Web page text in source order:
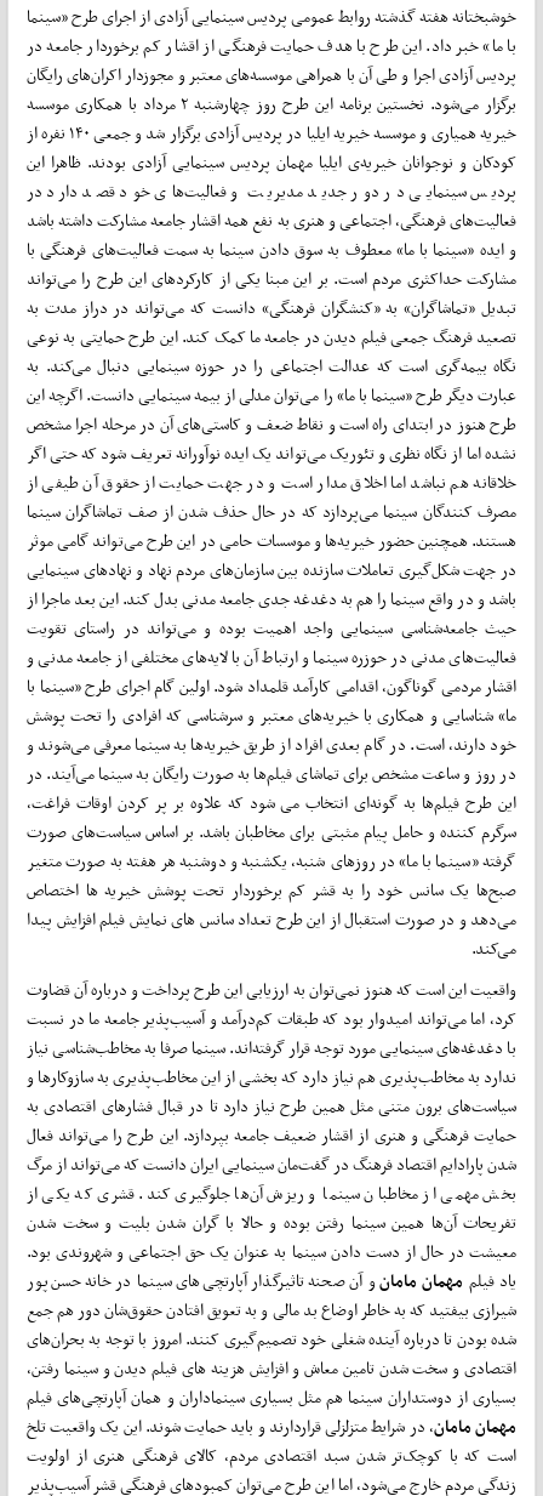
خوشبختانه هفته گذشته روابط عمومی پردیس سینمایی آزادی از اجرای طرح «سینما
با ما» خبر داد. این طرح با هدف حمایت فرهنگی از اقشار کم برخوردار جامعه در
پردیس آزادی اجرا و طی آن با همراهی موسسه‌های معتبر و مجوزدار اکران‌های رایگان
برگزار می‌شود. نخستین برنامه این طرح روز چهارشنبه ۲ مرداد با همکاری موسسه
خیریه همیاری و موسسه خیریه ایلیا در پردیس آزادی برگزار شد و جمعی ۱۴۰ نفره از
کودکان و نوجوانان خیریه‌ی ایلیا مهمان پردیس سینمایی آزادی بودند. ظاهرا این
پردیس سینمایی در دور جدید مدیریت و فعالیت‌های خود قصد دارد در
فعالیت‌های فرهنگی، اجتماعی و هنری به نفع همه اقشار جامعه مشارکت داشته باشد
و ایده «سینما با ما» معطوف به سوق دادن سینما به سمت فعالیت‌های فرهنگی با
مشارکت حداکثری مردم است. بر این مبنا یکی از کارکردهای این طرح را می‌تواند
تبدیل «تماشاگران» به «کنشگران فرهنگی» دانست که می‌تواند در دراز مدت به
تصعید فرهنگ جمعی فیلم دیدن در جامعه ما کمک کند. این طرح حمایتی به نوعی
نگاه بیمه‌گری است که عدالت اجتماعی را در حوزه سینمایی دنبال می‌کند. به
عبارت دیگر طرح «سینما با ما» را می‌توان مدلی از بیمه سینمایی دانست. اگرچه این
طرح هنوز در ابتدای راه است و نقاط ضعف و کاستی‌های آن در مرحله اجرا مشخص
نشده اما از نگاه نظری و تئوریک می‌تواند یک ایده نوآورانه تعریف شود که حتی اگر
خلاقانه هم نباشد اما اخلاق مدار است و در جهت حمایت از حقوق آن طیفی از
مصرف کنندگان سینما می‌پردازد که در حال حذف شدن از صف تماشاگران سینما
هستند. همچنین حضور خیریه‌ها و موسسات حامی در این طرح می‌تواند گامی موثر
در جهت شکل‌گیری تعاملات سازنده بین سازمان‌های مردم نهاد و نهادهای سینمایی
باشد و در واقع سینما را هم به دغدغه جدی جامعه مدنی بدل کند. این بعد ماجرا از
حیث جامعه‌شناسی سینمایی واجد اهمیت بوده و می‌تواند در راستای تقویت
فعالیت‌های مدنی در حوزره سینما و ارتباط آن با لایه‌های مختلفی از جامعه مدنی و
اقشار مردمی گوناگون، اقدامی کارآمد قلمداد شود. اولین گام اجرای طرح «سینما با
ما» شناسایی و همکاری با خیریه‌های معتبر و سرشناسی که افرادی را تحت پوشش
خود دارند، است. در گام بعدی افراد از طریق خیریه‌ها به سینما معرفی می‌شوند و
در روز و ساعت مشخص برای تماشای فیلم‌ها به صورت رایگان به سینما می‌آیند. در
این طرح فیلم‌ها به گونه‌ای انتخاب می شود که علاوه بر پر کردن اوقات فراغت،
سرگرم کننده و حامل پیام مثبتی برای مخاطبان باشد. بر اساس سیاست‌های صورت
گرفته «سینما با ما» در روزهای شنبه، یکشنبه و دوشنبه هر هفته به صورت متغیر
صبح‌ها یک سانس خود را به قشر کم برخوردار تحت پوشش خیریه ها اختصاص
می‌دهد و در صورت استقبال از این طرح تعداد سانس های نمایش فیلم افزایش پیدا
می‌کند.
واقعیت این است که هنوز نمی‌توان به ارزیابی این طرح پرداخت و درباره آن قضاوت
کرد، اما می‌تواند امیدوار بود که طبقات کم‌درآمد و آسیب‌پذیر جامعه ما در نسبت
با دغدغه‌های سینمایی مورد توجه قرار گرفته‌اند. سینما صرفا به مخاطب‌شناسی نیاز
ندارد به مخاطب‌پذیری هم نیاز دارد که بخشی از این مخاطب‌پذیری به ساز‌و‌کارها و
سیاست‌های برون متنی مثل همین طرح نیاز دارد تا در قبال فشارهای اقتصادی به
حمایت فرهنگی و هنری از اقشار ضعیف جامعه بپردازد. این طرح را می‌تواند فعال
شدن پارادایم اقتصاد فرهنگ در گفت‌مان سینمایی ایران دانست که می‌تواند از مرگ
بخش مهمی از مخاطبان سینما و ریزش آن‌ها جلوگیری کند. قشری که یکی از
تفریحات آن‌ها همین سینما رفتن بوده و حالا با گران شدن بلیت و سخت شدن
معیشت در حال از دست دادن سینما به عنوان یک حق اجتماعی و شهروندی بود.
یاد فیلممهمان مامانو آن صحنه تاثیر‌گذار آپارتچی‌های سینما در خانه حسن‌پور
شیرازی بیفتید که به خاطر اوضاع بد مالی و به تعویق افتادن حقوق‌شان دور هم جمع
شده بودن تا درباره آینده شغلی خود تصمیم‌گیری کنند. امروز با توجه به بحران‌های
اقتصادی و سخت شدن تامین معاش و افزایش هزینه های فیلم دیدن و سینما رفتن،
بسیاری از دوستداران سینما هم مثل بسیاری سینماداران و همان آپارتچی‌های فیلم
مهمان مامان، در شرایط متزلزلی قراردارند و باید حمایت شوند. این یک واقعیت تلخ
است که با کوچک‌تر شدن سبد اقتصادی مردم، کالای فرهنگی هنری از اولویت
زندگی مردم خارج می‌شود، اما این طرح می‌توان کمبودهای فرهنگی قشر آسیب‌پذیر